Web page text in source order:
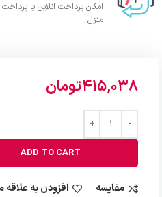
امکان پرداخت انلاین یا
منزل
415,038تومان
ADD TO CART
مقایسه افزودن به علاقه